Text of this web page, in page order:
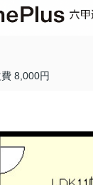
8,000円